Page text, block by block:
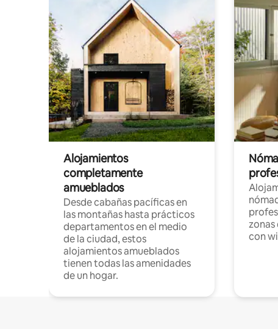
Alojamientos
completamente
amueblados
Desde cabañas pacíficas en
las montañas hasta prácticos
departamentos en el medio
de la ciudad, estos
alojamientos amueblados
tienen todas las amenidades
de un hogar.
zonas
con